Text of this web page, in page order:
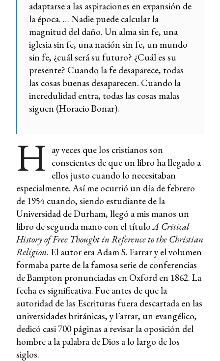
adaptarse a las aspiraciones en expansión de
la época. … Nadie puede calcular la
magnitud del daño. Un alma sin fe, una
iglesia sin fe, una nación sin fe, un mundo
sin fe, ¿cuál será su futuro? ¿Cuál es su
presente? Cuando la fe desaparece, todas
las cosas buenas desaparecen. Cuando la
incredulidad entra, todas las cosas malas
siguen (Horacio Bonar).
H ay veces que los cristianos son
conscientes de que un libro ha llegado a
ellos justo cuando lo necesitaban
especialmente. Así me ocurrió un día de febrero
de 1954 cuando, siendo estudiante de la
Universidad de Durham, llegó a mis manos un
libro de segunda mano con el títuloA Critical
History of Free Thought in Reference to the Christian
Religion. El autor era Adam S. Farrar y el volumen
formaba parte de la famosa serie de conferencias
de Bampton pronunciadas en Oxford en 1862. La
fecha es significativa. Fue antes de que la
autoridad de las Escrituras fuera descartada en las
universidades británicas, y Farrar, un evangélico,
dedicó casi 700 páginas a revisar la oposición del
hombre a la palabra de Dios a lo largo de los
siglos.